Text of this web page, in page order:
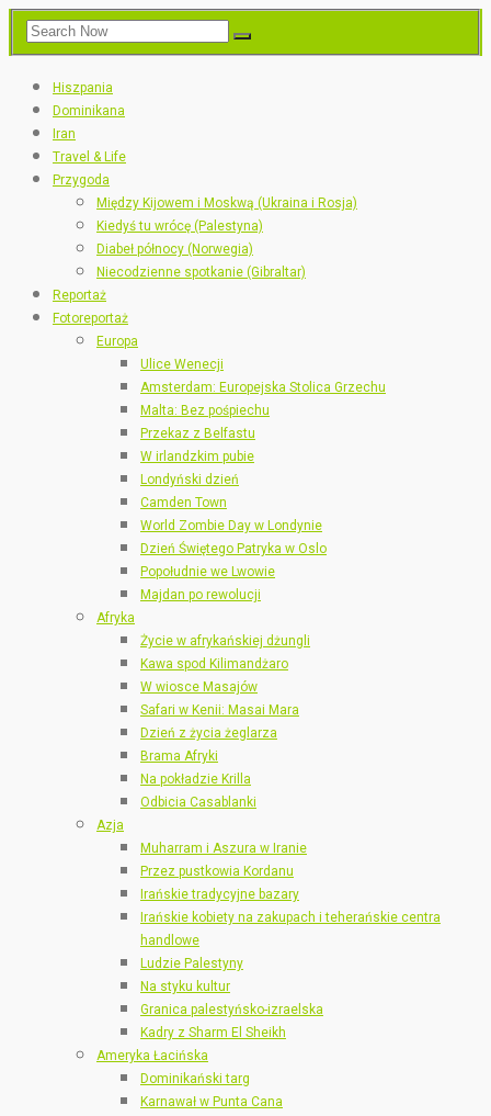
Hiszpania
Dominikana
Iran
Travel & Life
Przygoda
Między Kijowem i Moskwą (Ukraina i Rosja)
Kiedyś tu wrócę (Palestyna)
Diabeł północy (Norwegia)
Niecodzienne spotkanie (Gibraltar)
Reportaż
Fotoreportaż
Europa
Ulice Wenecji
Amsterdam: Europejska Stolica Grzechu
Malta: Bez pośpiechu
Przekaz z Belfastu
W irlandzkim pubie
Londyński dzień
Camden Town
World Zombie Day w Londynie
Dzień Świętego Patryka w Oslo
Popołudnie we Lwowie
Majdan po rewolucji
Afryka
Życie w afrykańskiej dżungli
Kawa spod Kilimandżaro
W wiosce Masajów
Safari w Kenii: Masai Mara
Dzień z życia żeglarza
Brama Afryki
Na pokładzie Krilla
Odbicia Casablanki
Azja
Muharram i Aszura w Iranie
Przez pustkowia Kordanu
Irańskie tradycyjne bazary
Irańskie kobiety na zakupach i teherańskie centra
handlowe
Ludzie Palestyny
Na styku kultur
Granica palestyńsko-izraelska
Kadry z Sharm El Sheikh
Ameryka Łacińska
Dominikański targ
Karnawał w Punta Cana